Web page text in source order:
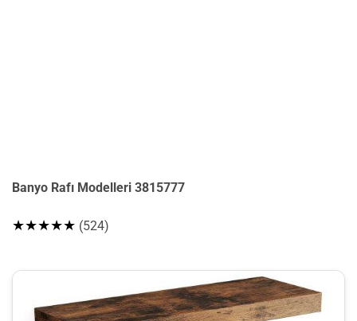
Banyo Rafı Modelleri 3815777
★★★★★ (524)